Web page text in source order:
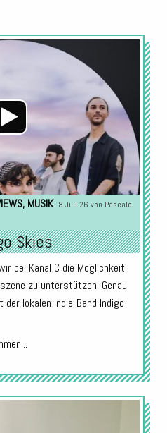
Audio-
Player
, MUSIK 8.Juli 26 von Pascale
Skies
bei Kanal C die Möglichkeit
zu unterstützen. Genau
lokalen Indie-Band Indigo
Audio-
Player